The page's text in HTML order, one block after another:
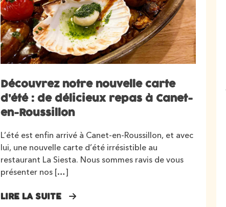
Découvrez notre nouvelle carte
d’été : de délicieux repas à Canet-
en-Roussillon
L’été est enfin arrivé à Canet-en-Roussillon, et avec
lui, une nouvelle carte d’été irrésistible au
restaurant La Siesta. Nous sommes ravis de vous
présenter nos […]
LIRE LA SUITE